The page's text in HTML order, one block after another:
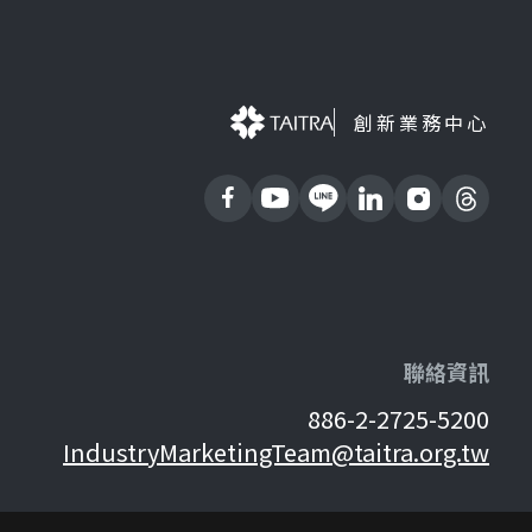
創新業務中心
聯絡資訊
886-2-2725-5200
IndustryMarketingTeam@taitra.org.tw